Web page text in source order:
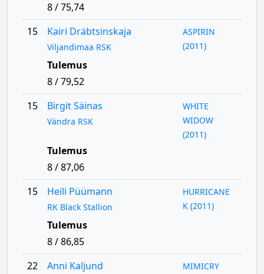
8 / 75,74
15
Kairi Dräbtsinskaja
Viljandimaa RSK
ASPIRIN
(2011)
Tulemus
8 / 79,52
15
Birgit Säinas
Vändra RSK
WHITE
WIDOW
(2011)
Tulemus
8 / 87,06
15
Heili Püümann
RK Black Stallion
HURRICANE
K (2011)
Tulemus
8 / 86,85
22
Anni Kaljund
MIMICRY